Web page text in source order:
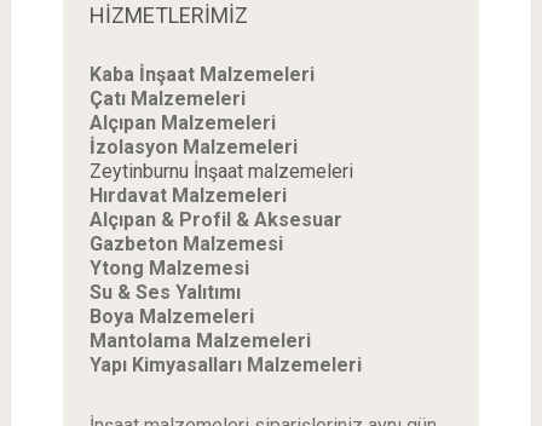
HİZMETLERİMİZ
Kaba İnşaat Malzemeleri
Çatı Malzemeleri
Alçıpan Malzemeleri
İzolasyon Malzemeleri
Zeytinburnu İnşaat malzemeleri
Hırdavat Malzemeleri
Alçıpan & Profil & Aksesuar
Gazbeton Malzemesi
Ytong Malzemesi
Su & Ses Yalıtımı
Boya Malzemeleri
Mantolama Malzemeleri
Yapı Kimyasalları Malzemeleri